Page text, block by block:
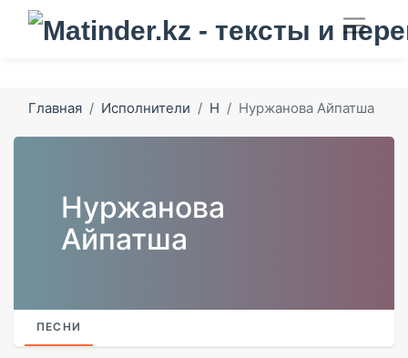
Главная Исполнители Н Нуржанова Айпатша
Нуржанова
Айпатша
ПЕСНИ